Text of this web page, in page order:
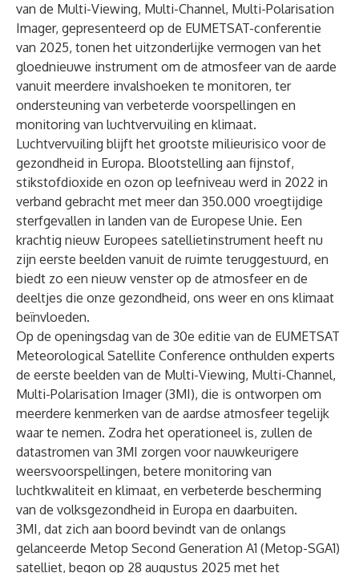
van de Multi-Viewing, Multi-Channel, Multi-Polarisation
Imager, gepresenteerd op de EUMETSAT-conferentie
van 2025, tonen het uitzonderlijke vermogen van het
gloednieuwe instrument om de atmosfeer van de aarde
vanuit meerdere invalshoeken te monitoren, ter
ondersteuning van verbeterde voorspellingen en
monitoring van luchtvervuiling en klimaat.
Luchtvervuiling blijft het grootste milieurisico voor de
gezondheid in Europa. Blootstelling aan fijnstof,
stikstofdioxide en ozon op leefniveau werd in 2022 in
verband gebracht met meer dan 350.000 vroegtijdige
sterfgevallen in landen van de Europese Unie. Een
krachtig nieuw Europees satellietinstrument heeft nu
zijn eerste beelden vanuit de ruimte teruggestuurd, en
biedt zo een nieuw venster op de atmosfeer en de
deeltjes die onze gezondheid, ons weer en ons klimaat
beïnvloeden.
Op de openingsdag van de 30e editie van de EUMETSAT
Meteorological Satellite Conference onthulden experts
de eerste beelden van de Multi-Viewing, Multi-Channel,
Multi-Polarisation Imager (3MI), die is ontworpen om
meerdere kenmerken van de aardse atmosfeer tegelijk
waar te nemen. Zodra het operationeel is, zullen de
datastromen van 3MI zorgen voor nauwkeurigere
weersvoorspellingen, betere monitoring van
luchtkwaliteit en klimaat, en verbeterde bescherming
van de volksgezondheid in Europa en daarbuiten.
3MI, dat zich aan boord bevindt van de onlangs
gelanceerde Metop Second Generation A1 (Metop-SGA1)
satelliet, begon op 28 augustus 2025 met het